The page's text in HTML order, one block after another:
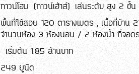
ทาวน์โฮม (ทาวน์เฮ้าส์) เล่นระดับ สูง 2 ชั้
พื้นที่ใช้สอย 120 ตารางเมตร , เนื้อที่บ้าน
จำนวนห้อง 3 ห้องนอน / 2 ห้องน้ำ ที่จอด
เริ่มต้น 1.85 ล้านบาท
249 ยูนิต